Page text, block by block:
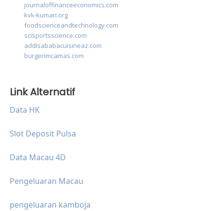
journaloffinanceeconomics.com
kvk-kumari.org
foodscienceandtechnology.com
scisportsscience.com
addisababacuisineaz.com
burgerimcamas.com
Link Alternatif
Data HK
Slot Deposit Pulsa
Data Macau 4D
Pengeluaran Macau
pengeluaran kamboja